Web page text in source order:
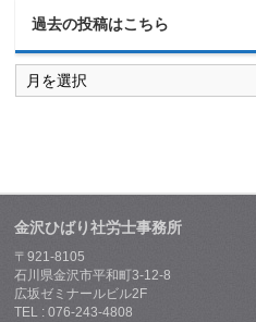
過去の投稿はこちら
過
去
の
ち
ら
金沢ひばり社労士事務所
〒921-8105
石川県金沢市平和町3-12-8
広坂ゼミナールビル2F
TEL : 076-243-4808